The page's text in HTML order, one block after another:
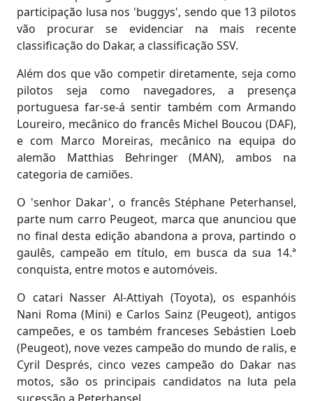
participação lusa nos 'buggys', sendo que 13 pilotos
vão procurar se evidenciar na mais recente
classificação do Dakar, a classificação SSV.
Além dos que vão competir diretamente, seja como
pilotos seja como navegadores, a presença
portuguesa far-se-á sentir também com Armando
Loureiro, mecânico do francês Michel Boucou (DAF),
e com Marco Moreiras, mecânico na equipa do
alemão Matthias Behringer (MAN), ambos na
categoria de camiões.
O 'senhor Dakar', o francês Stéphane Peterhansel,
parte num carro Peugeot, marca que anunciou que
no final desta edição abandona a prova, partindo o
gaulês, campeão em título, em busca da sua 14.ª
conquista, entre motos e automóveis.
O catari Nasser Al-Attiyah (Toyota), os espanhóis
Nani Roma (Mini) e Carlos Sainz (Peugeot), antigos
campeões, e os também franceses Sebástien Loeb
(Peugeot), nove vezes campeão do mundo de ralis, e
Cyril Després, cinco vezes campeão do Dakar nas
motos, são os principais candidatos na luta pela